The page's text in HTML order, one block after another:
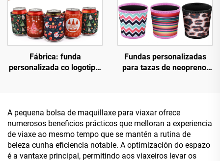
neopreno con cremalleira
para almacenamento
Fábrica: funda
personalizada co logotipo,
fundas refrescantes de
golpe, fundas illadas para
latas de cerveza, fundas
refrescantes de golpe
(slap wrap coozies)
Fundas personalizadas
para tazas de neopreno,
A pequena bolsa de maquillaxe para viaxar ofrece
numerosos beneficios prácticos que melloran a experiencia
de viaxe ao mesmo tempo que se mantén a rutina de
beleza cunha eficiencia notable. A optimización do espazo
é a vantaxe principal, permitindo aos viaxeiros levar os